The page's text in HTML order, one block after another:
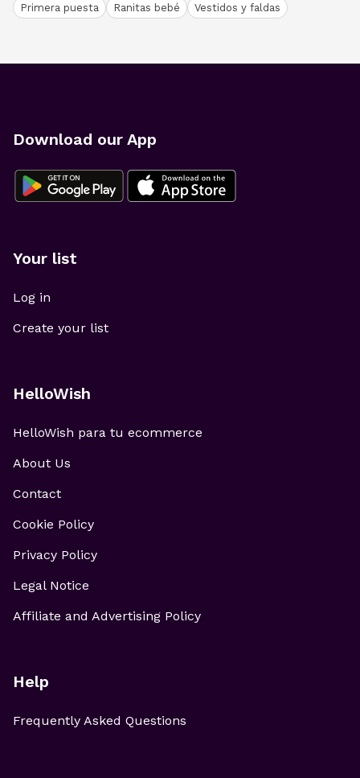
Primera puesta
Ranitas bebé Vestidos y faldas
Download our App
Your list
Log in
Create your list
HelloWish
HelloWish para tu ecommerce
About Us
Contact
Cookie Policy
Privacy Policy
Legal Notice
Affiliate and Advertising Policy
Help
Frequently Asked Questions